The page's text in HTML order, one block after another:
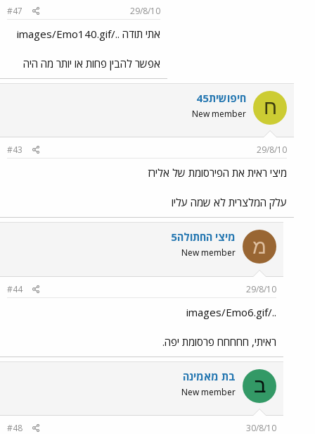
29/8/10
#47
אתי תודה ../images/Emo140.gif
אפשר להבין פחות או יותר מה היה
ח חיפושית45
New member
29/8/10
#43
מיצי ראית את הפירסומת של אלירז
עלק המלצרית לא שמה עליו
מ מיצי החתולה5
New member
29/8/10
#44
../images/Emo6.gif
ראיתי, חחחחח פרסומת יפה.
ב בת מאמינה
New member
30/8/10
#48